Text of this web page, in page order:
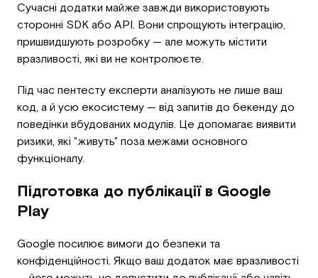
Сучасні додатки майже завжди використовують
сторонні SDK або API. Вони спрощують інтеграцію,
пришвидшують розробку — але можуть містити
вразливості, які ви не контролюєте.
Під час пентесту експерти аналізують не лише ваш
код, а й усю екосистему — від запитів до бекенду до
поведінки вбудованих модулів. Це допомагає виявити
ризики, які "живуть" поза межами основного
функціоналу.
Підготовка до публікації в Google
Play
Google посилює вимоги до безпеки та
конфіденційності. Якщо ваш додаток має вразливості